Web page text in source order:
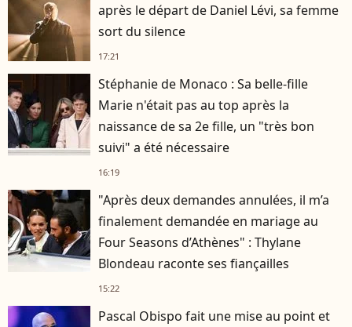
après le départ de Daniel Lévi, sa femme
sort du silence
17:21
Stéphanie de Monaco : Sa belle-fille
Marie n'était pas au top après la
naissance de sa 2e fille, un "très bon
suivi" a été nécessaire
16:19
"Après deux demandes annulées, il m’a
finalement demandée en mariage au
Four Seasons d’Athènes" : Thylane
Blondeau raconte ses fiançailles
15:22
Pascal Obispo fait une mise au point et